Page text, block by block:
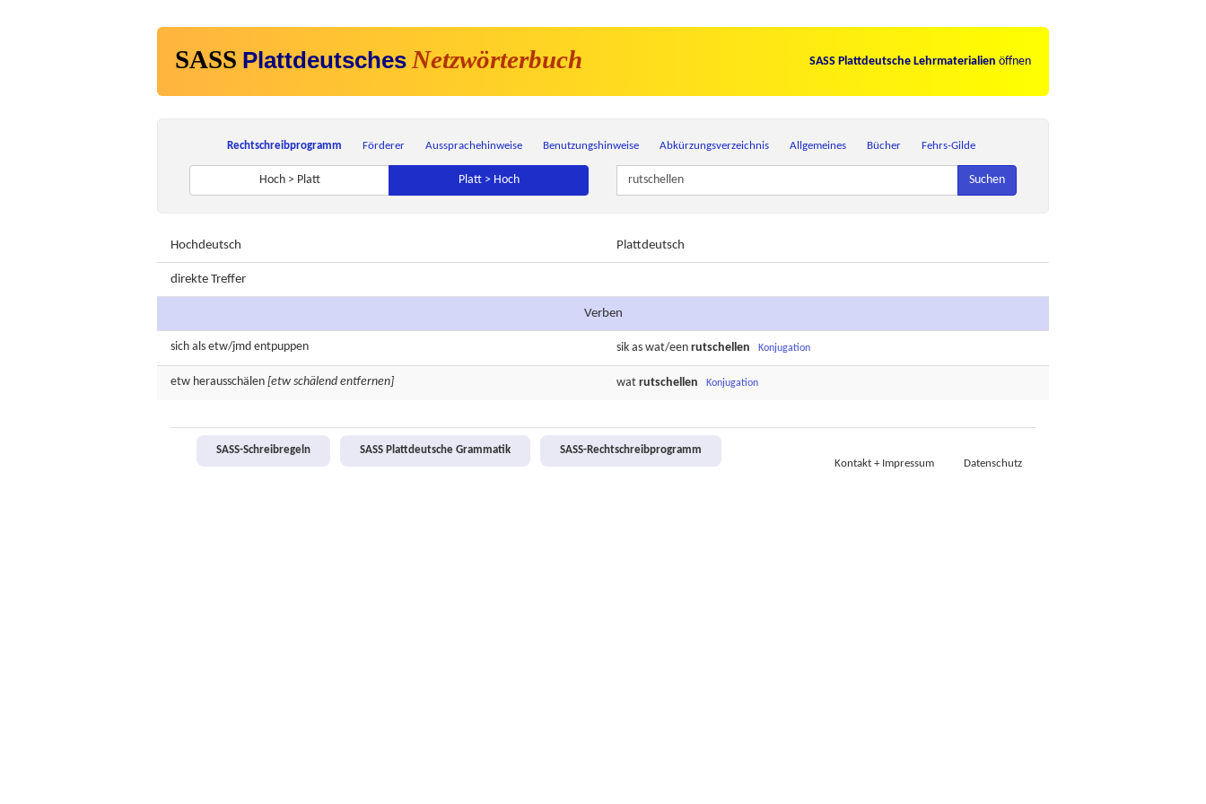
SASS Plattdeutsches Netzwörterbuch SASS Plattdeutsche Lehrmaterialien öffnen
Rechtschreibprogramm Förderer Aussprachehinweise Benutzungshinweise Abkürzungsverzeichnis Allgemeines Bücher Fehrs-Gilde
Hoch > Platt Platt > Hoch Suchen
Hochdeutsch Plattdeutsch
direkte Treffer
Verben
sich als etw/jmd entpuppen sik as wat/een rutschellen Konjugation
etw herausschälen [etw schälend entfernen] wat rutschellen Konjugation
SASS-Schreibregeln SASS Plattdeutsche Grammatik
SASS-Rechtschreibprogramm
Kontakt + Impressum
Datenschutz